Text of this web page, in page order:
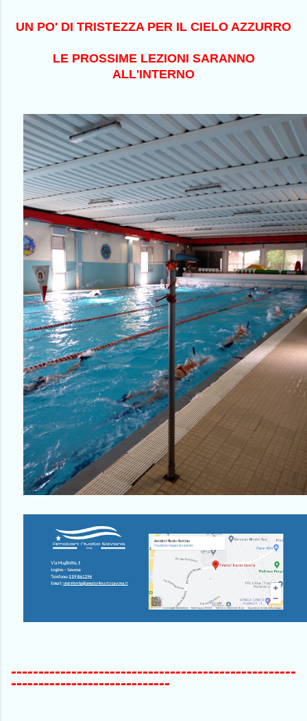
UN PO' DI TRISTEZZA PER IL CIELO AZZURRO
LE PROSSIME LEZIONI SARANNO
ALL'INTERNO
----------------------------------------------------
-----------------------------